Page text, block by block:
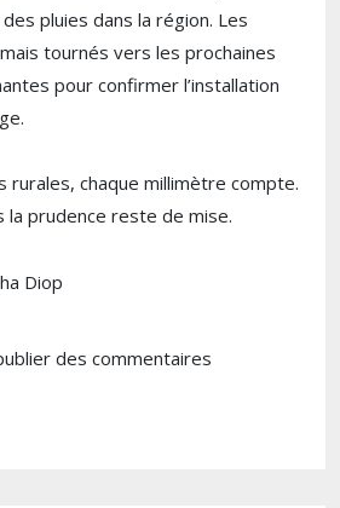
pluies dans la région. Les
tournés vers les prochaines
pour confirmer l’installation
rurales, chaque millimètre compte.
la prudence reste de mise.
Diop
des commentaires